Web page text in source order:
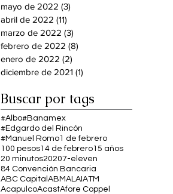
mayo de 2022 (3)
abril de 2022 (11)
marzo de 2022 (3)
febrero de 2022 (8)
enero de 2022 (2)
diciembre de 2021 (1)
Buscar por tags
#Albo#Banamex
#Edgardo del Rincón
#Manuel Romo1 de febrero
100 pesos14 de febrero15 años
20 minutos20207-eleven
84 Convención Bancaria
ABC Capital ABMALAI ATM
AcapulcoAcastAfore Coppel